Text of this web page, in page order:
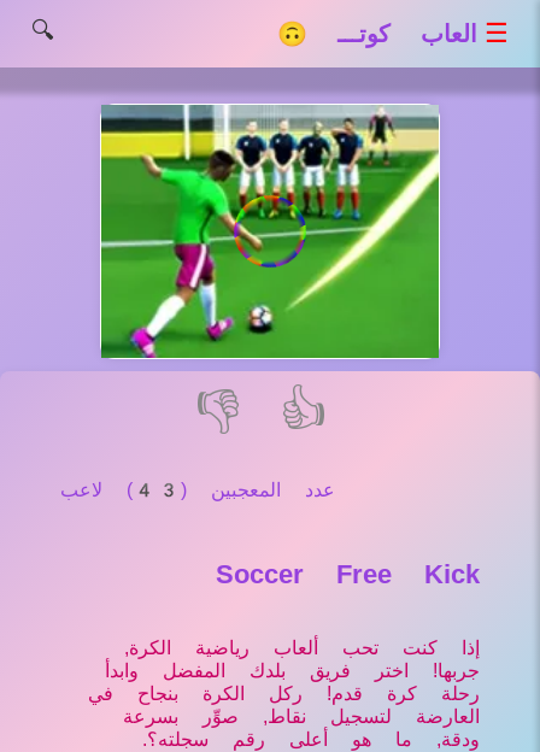
☰ العاب كوتـــ 🙃 🔍
👍
👎
عدد المعجبين (43) لاعب
Soccer Free Kick
إذا كنت تحب ألعاب رياضية الكرة,
جربها! اختر فريق بلدك المفضل وابدأ
رحلة كرة قدم! ركل الكرة بنجاح في
العارضة لتسجيل نقاط, صوِّر بسرعة
ودقة, ما هو أعلى رقم سجلته؟.